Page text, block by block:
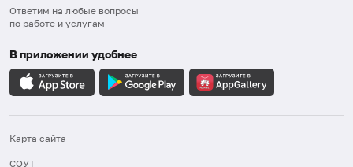
Ответим на любые вопросы
по работе и услугам
В приложении удобнее
Карта сайта
СОУТ